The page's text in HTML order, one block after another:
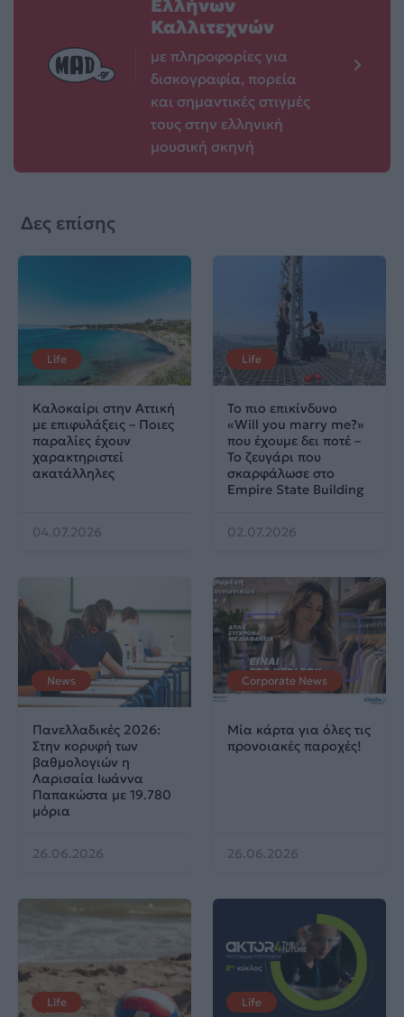
Ελλήνων
Καλλιτεχνών
με πληροφορίες για
δισκογραφία, πορεία
και σημαντικές στιγμές
τους στην ελληνική
μουσική σκηνή
Δες επίσης
Life
Καλοκαίρι στην Αττική
με επιφυλάξεις – Ποιες
παραλίες έχουν
χαρακτηριστεί
ακατάλληλες
04.07.2026
Life
Το πιο επικίνδυνο
«Will you marry me?»
που έχουμε δει ποτέ –
Το ζευγάρι που
σκαρφάλωσε στο
Empire State Building
02.07.2026
News
Πανελλαδικές 2026:
Στην κορυφή των
βαθμολογιών η
Λαρισαία Ιωάννα
Παπακώστα με 19.780
μόρια
26.06.2026
Corporate News
Μία κάρτα για όλες τις
προνοιακές παροχές!
26.06.2026
Life Life